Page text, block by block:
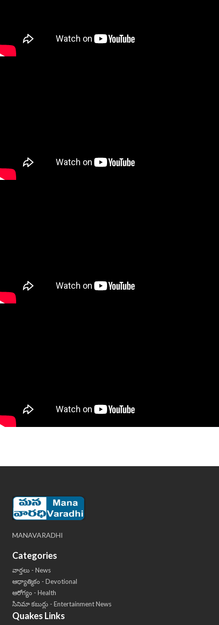
MANAVARADHI
Categories
వార్తలు - News
ఆధ్యాత్మికం - Devotional
ఆరోగ్యం - Health
సినిమా కబుర్లు - Entertainment News
Quakes Links